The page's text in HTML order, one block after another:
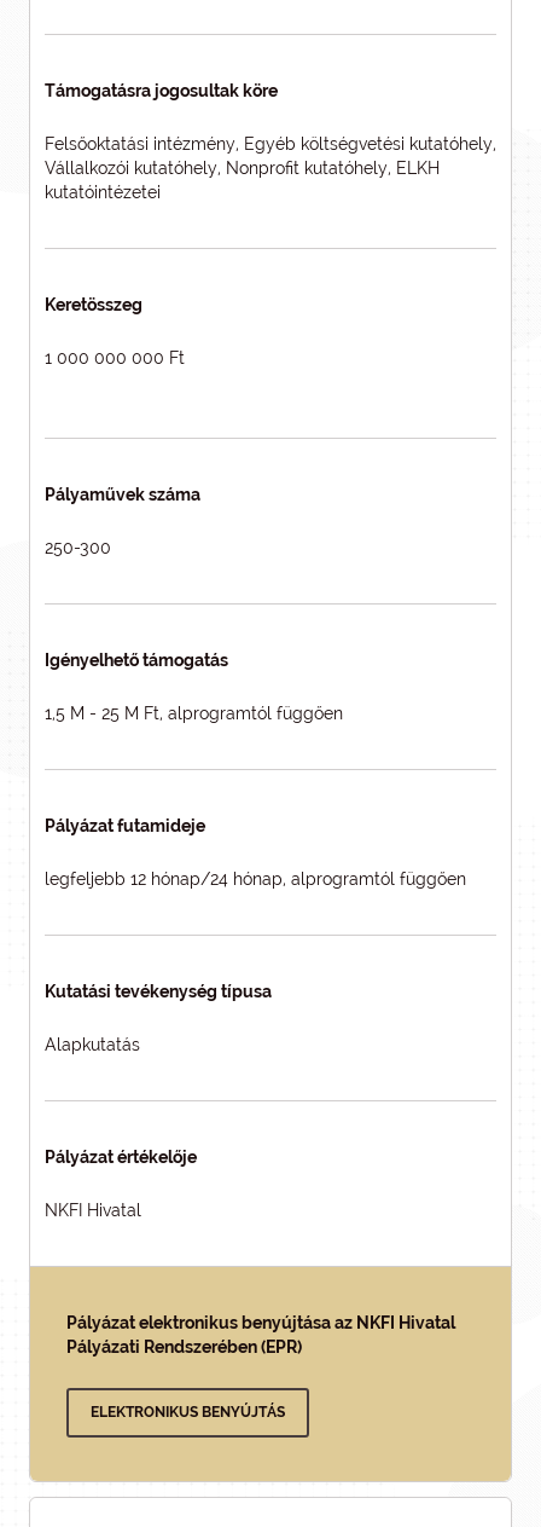
Támogatásra jogosultak köre
Felsőoktatási intézmény, Egyéb költségvetési kutatóhely,
Vállalkozói kutatóhely, Nonprofit kutatóhely, ELKH
kutatóintézetei
Keretösszeg
1 000 000 000 Ft
Pályaművek száma
250-300
Igényelhető támogatás
1,5 M - 25 M Ft, alprogramtól függően
Pályázat futamideje
legfeljebb 12 hónap/24 hónap, alprogramtól függően
Kutatási tevékenység típusa
Alapkutatás
Pályázat értékelője
NKFI Hivatal
Pályázat elektronikus benyújtása az NKFI Hivatal
Pályázati Rendszerében (EPR)
ELEKTRONIKUS BENYÚJTÁS